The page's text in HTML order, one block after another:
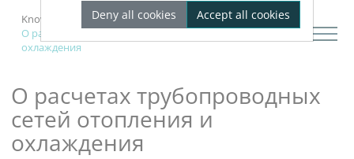
Knowledge Base Revit
Рассчитать сети
О расчетах трубопроводных сетей отопления и
охлаждения
О расчетах трубопроводных
сетей отопления и
охлаждения
Deny all cookies Accept all cookies